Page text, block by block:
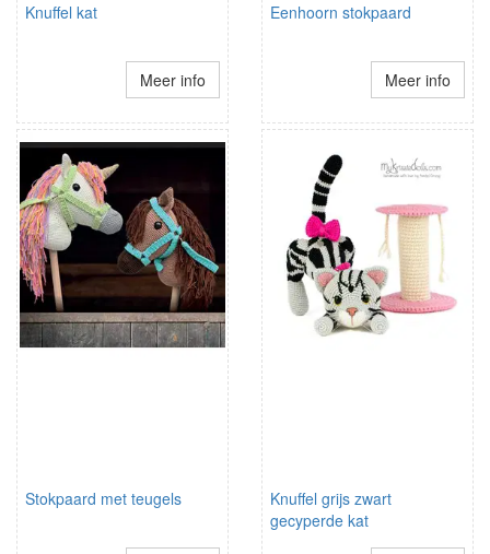
Knuffel kat
Meer info
Eenhoorn stokpaard
Meer info
Stokpaard met teugels
Knuffel grijs zwart
gecyperde kat